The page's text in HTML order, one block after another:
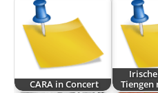
CARA in Concert
Tiengen